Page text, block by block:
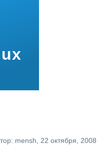
mensh , 22 октября, 2008